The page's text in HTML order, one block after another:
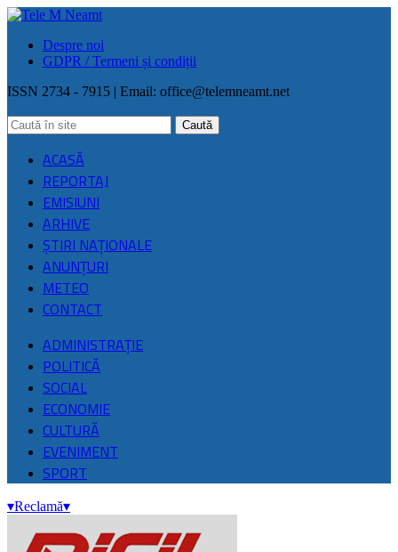
Despre noi
GDPR / Termeni și condiții
ISSN 2734 - 7915 | Email: office@telemneamt.net
ACASĂ
REPORTAJ
EMISIUNI
ARHIVE
ŞTIRI NAŢIONALE
ANUNȚURI
METEO
CONTACT
ADMINISTRAȚIE
POLITICĂ
SOCIAL
ECONOMIE
CULTURĂ
EVENIMENT
SPORT
▾Reclamă▾